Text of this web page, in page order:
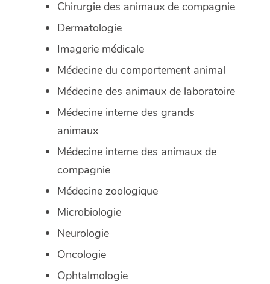
Chirurgie des animaux de compagnie
Dermatologie
Imagerie médicale
Médecine du comportement animal
Médecine des animaux de laboratoire
Médecine interne des grands
animaux
Médecine interne des animaux de
compagnie
Médecine zoologique
Microbiologie
Neurologie
Oncologie
Ophtalmologie